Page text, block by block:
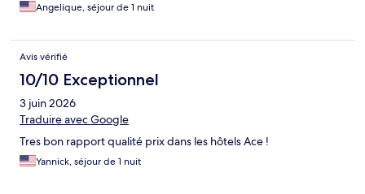
Angelique, séjour de 1 nuit
Avis vérifié
10/10 Exceptionnel
3 juin 2026
Traduire avec Google
Tres bon rapport qualité prix dans les hôtels Ace !
Yannick, séjour de 1 nuit